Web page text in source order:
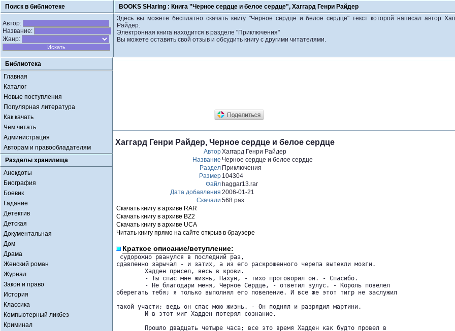
Поиск в библиотеке BOOKS SHaring : Книга "Черное сердце и белое сердце", Хаггард Генри Райдер
Автор:
Название:
Жанр:
Здесь вы можете бесплатно скачать книгу "Черное сердце и белое сердце" текст которой написал автор
Райдер.
Электронная книга находится в разделе "Приключения"
Вы можете оставить свой отзыв и обсудить книгу с другими читателями.
Библиотека
Главная
Каталог
Новые поступления
Популярная литература
Как качать
Чем читать
Администрация
Авторам и правообладателям
Разделы хранилища
Анекдоты
Биография
Боевик
Гадание
Детектив
Детская
Документальная
Дом
Драма
Женский роман
Журнал
Закон и право
История
Классика
Компьютерный ликбез
Криминал
Хаггард Генри Райдер, Черное сердце и белое сердце
АвторХаггард Генри Райдер
Название Черное сердце и белое сердце
Раздел Приключения
Размер 104304
Файл haggar13.rar
Дата добавления 2006-01-21
Скачали 568 раз
Скачать книгу в архиве RAR
Скачать книгу в архиве BZ2
Скачать книгу в архиве UCA
Читать книгу прямо на сайте открыв в браузере
Краткое описание/вступление:
судорожно рванулся в последний раз,
сдавленно зарычал - и затих, а из его раскрошенного черепа вытекли мозги.
оберегать тебя; я только выполнял его повеление. И все же этот тигр не заслужил
такой участи; ведь он спас мою жизнь. - Он поднял и разрядил мартини.